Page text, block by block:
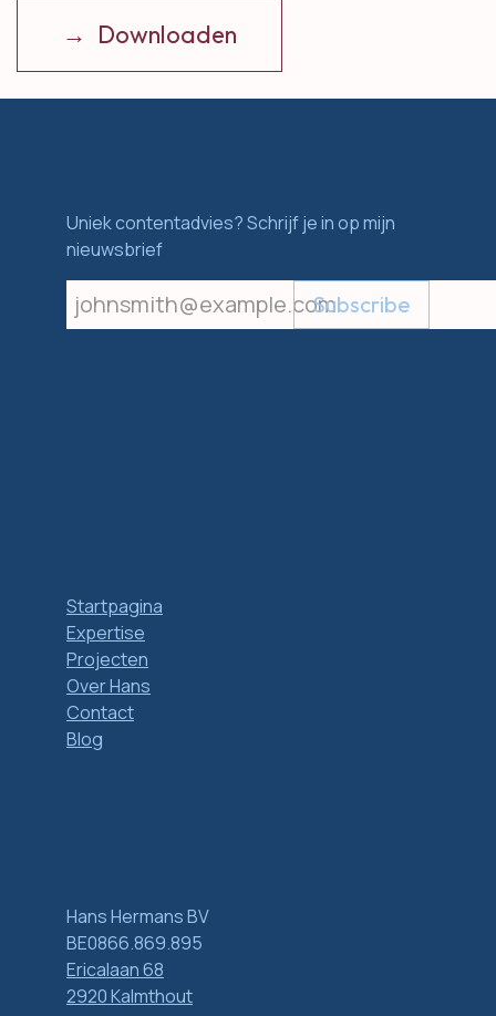
→ Downloaden
Uniek contentadvies? Schrijf je in op mijn
nieuwsbrief
Subscribe
Startpagina
Expertise
Projecten
Over Hans
Contact
Blog
Hans Hermans BV
BE0866.869.895
Ericalaan 68
2920 Kalmthout